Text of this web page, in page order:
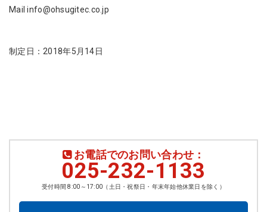
Mail info@ohsugitec.co.jp
制定日：2018年5月14日
お電話でのお問い合わせ：
025-232-1133
受付時間 8:00～17:00（土日・祝祭日・年末年始他休業日を除く）